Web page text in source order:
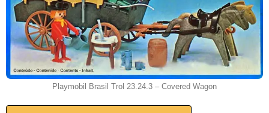
Playmobil Brasil Trol 23.24.3 – Covered Wagon